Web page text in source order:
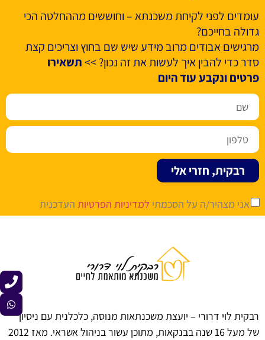
עומדים לפני לקיחת משכנתא – וחוששים מההחלטה הכי
גדולה בחייכם?
מרגישים אבודים מרוב מידע שיש שם בחוץ וצריכים קצת
סדר כדי להבין איך לעשות את זה נכון? >>תשאירו
פרטים ונקבע עוד היום
אני מצהיר/ה על הסכמתי למדיניות הפרטיות העדכנית
רבקית, חזרי אלי
רבקית לוי דרורי – יועצת משכנתאות מנוסה, כלכלנית עם ניסיון
של מעל 16 שנה בבנקאות, מתוכן עשור בניהול אשראי. מאז 2012